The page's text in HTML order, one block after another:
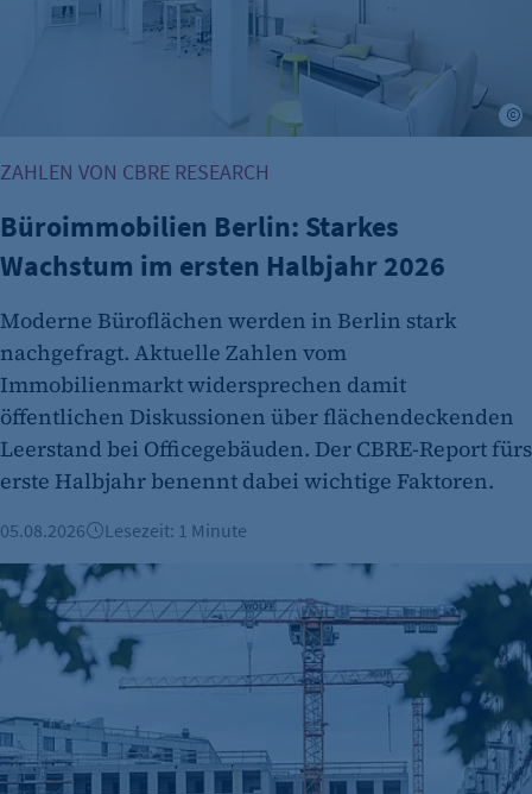
etracker Analytics
etracker GmbH
Es erlaubt eTracker Cookies zu setzen.
Cookie Laufzeit:
480 Tage
etracker Analytics
Name:
isSdEnabled
Anbieter:
etracker GmbH
Erkennung, ob bei dem Besucher die
Scrolltiefe gemessen wird.
Cookie Laufzeit:
24 Std.
ZAHLEN VON CBRE RESEARCH
Büroimmobilien Berlin: Starkes
Wachstum im ersten Halbjahr 2026
Moderne Büroflächen werden in Berlin stark
nachgefragt. Aktuelle Zahlen vom
Immobilienmarkt widersprechen damit
öffentlichen Diskussionen über flächendeckenden
Leerstand bei Officegebäuden. Der CBRE-Report fürs
erste Halbjahr benennt dabei wichtige Faktoren.
05.08.2026 Lesezeit: 1 Minute
Berliner Immobilienmarkt 2025: Mehr Verkäufe und stabile